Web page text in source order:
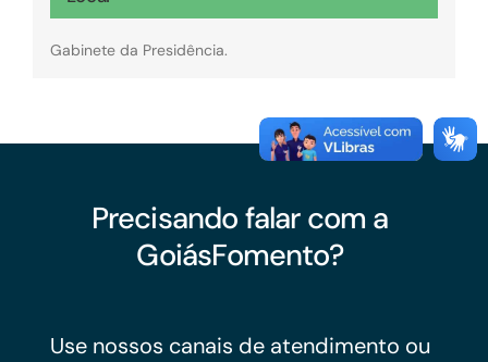
Gabinete da Presidência.
Precisando falar com a
GoiásFomento?
Use nossos canais de atendimento ou